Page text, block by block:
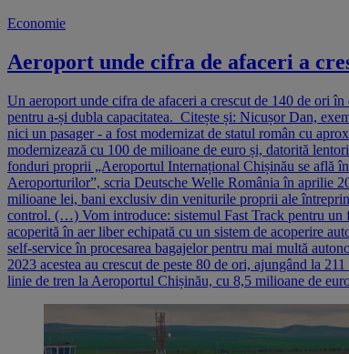
Economie
Aeroport unde cifra de afaceri a
Un aeroport unde cifra de afaceri a crescut de 140 de ori
pentru a-și dubla capacitatea. Citește și: Nicușor Dan,
nici un pasager - a fost modernizat de statul român cu
modernizează cu 100 de milioane de euro și, datorită
fonduri proprii „Aeroportul Internațional Chișinău se află
Aeroporturilor”, scria Deutsche Welle România în aprilie
milioane lei, bani exclusiv din veniturile proprii ale
control. (…) Vom introduce: sistemul Fast Track pentru un
acoperită în aer liber echipată cu un sistem de acoperire
self-service în procesarea bagajelor pentru mai multă
2023 acestea au crescut de peste 80 de ori, ajungând la
linie de tren la Aeroportul Chișinău, cu 8,5 milioane de